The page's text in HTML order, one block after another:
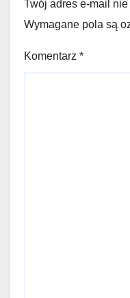
Twój adres e-mail
Wymagane pola są
Komentarz *